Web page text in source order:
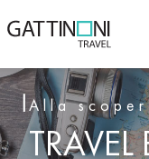
to
Alla